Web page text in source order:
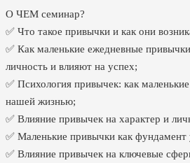
О ЧЕМ семинар?
✅ Что такое привычки и как они
✅ Как маленькие ежедневные
личность и влияют на успех;
✅ Психология привычек: как
нашей жизнью;
✅ Влияние привычек на характер и
✅ Маленькие привычки как фундамент
✅ Влияние привычек на ключевые